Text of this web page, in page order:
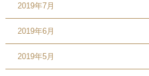
2019年7月
2019年6月
2019年5月